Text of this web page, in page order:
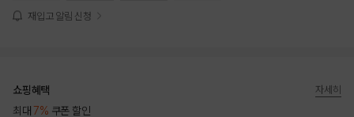
재입고 알림 신청
쇼핑혜택
최대 7% 쿠폰 할인
자세히